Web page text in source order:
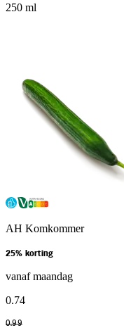
250 ml
AH Komkommer
25% korting
vanaf maandag
0.74
0.99